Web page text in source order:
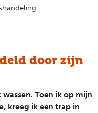
door zijn
Toen ik op mijn
kreeg ik een trap in